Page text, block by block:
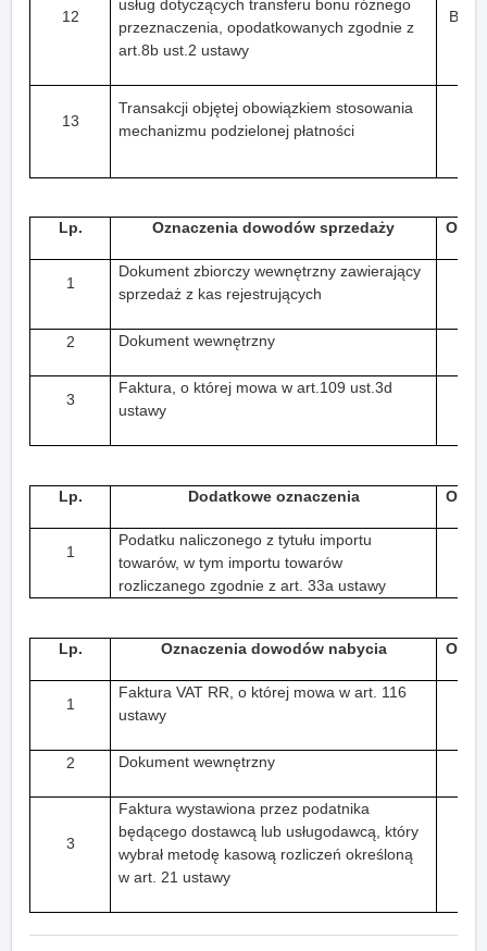
12
usług dotyczących transferu bonu różnego
przeznaczenia, opodatkowanych zgodnie z
art.8b ust.2 ustawy
13
Transakcji objętej obowiązkiem stosowania
mechanizmu podzielonej płatności
Lp. Oznaczenia dowodów sprzedaży
1
Dokument zbiorczy wewnętrzny zawierający
sprzedaż z kas rejestrujących
2 Dokument wewnętrzny
3
Faktura, o której mowa w art.109 ust.3d
ustawy
Lp. Dodatkowe oznaczenia
1
Podatku naliczonego z tytułu importu
towarów, w tym importu towarów
rozliczanego zgodnie z art. 33a ustawy
Lp. Oznaczenia dowodów nabycia
1
Faktura VAT RR, o której mowa w art. 116
ustawy
2 Dokument wewnętrzny
3
Faktura wystawiona przez podatnika
będącego dostawcą lub usługodawcą, który
wybrał metodę kasową rozliczeń określoną
w art. 21 ustawy